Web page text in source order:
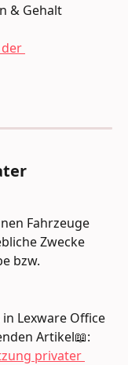
& Gehalt
Fahrzeuge
Zwecke
bzw.
Lexware Office
Artikel📖:
privater